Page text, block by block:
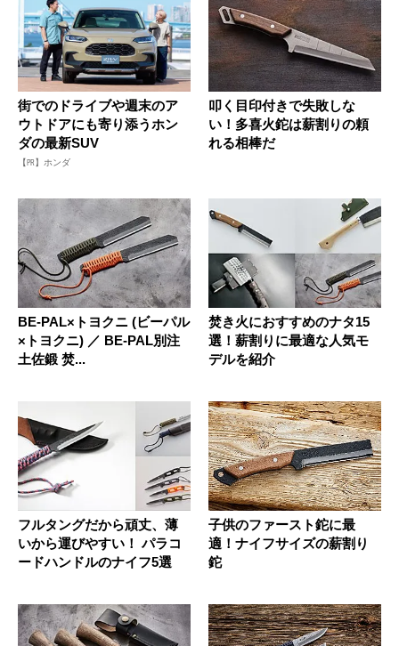
街でのドライブや週末のア
ウトドアにも寄り添うホン
ダの最新SUV
【PR】ホンダ
叩く目印付きで失敗しな
い！多喜火鉈は薪割りの頼
れる相棒だ
BE-PAL×トヨクニ (ビーパル
×トヨクニ) ／ BE-PAL別注
土佐鍛 焚...
焚き火におすすめのナタ15
選！薪割りに最適な人気モ
デルを紹介
フルタングだから頑丈、薄
いから運びやすい！ パラコ
ードハンドルのナイフ5選
子供のファースト鉈に最
適！ナイフサイズの薪割り
鉈